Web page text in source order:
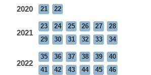
2020 21 22
2021
23 24 25 26 27
28
29
30 31 32 33 34
2022
35 36 37 38 39
40
41
42 43 44 45 46